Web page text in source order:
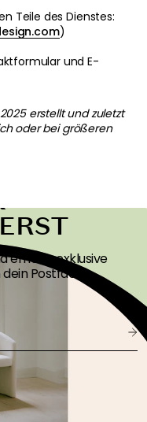
Teile des Dienstes:
)
und E-
erstellt und zuletzt
oder bei größeren
erhalte exklusive
Postfach!